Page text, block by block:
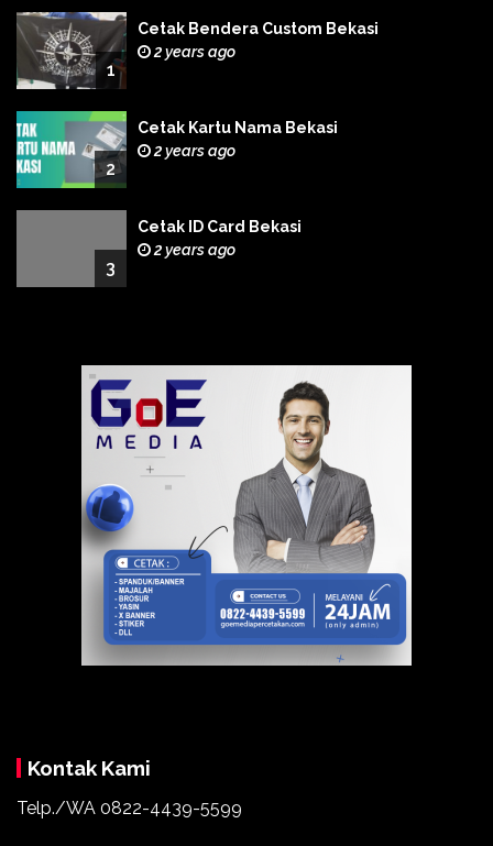
1
Cetak Bendera Custom Bekasi
2 years ago
2
Cetak Kartu Nama Bekasi
2 years ago
3
Cetak ID Card Bekasi
2 years ago
Kontak Kami
Telp./WA 0822-4439-5599